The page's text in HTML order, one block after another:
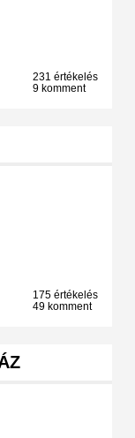
231 értékelés
9 komment
175 értékelés
49 komment